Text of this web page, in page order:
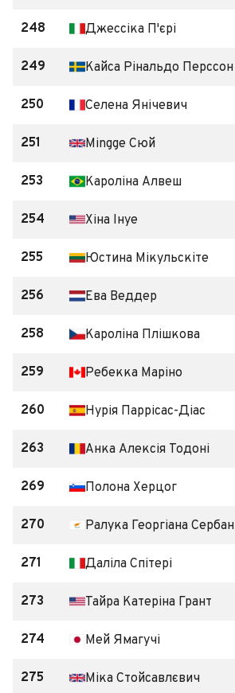
248 Джессіка П'єрі
249 Кайса Рінальдо Перссон
250 Селена Янічевич
251 Mingge Сюй
253 Кароліна Алвеш
254 Хіна Інуе
255 Юстина Мікульскіте
256 Ева Веддер
258 Кароліна Плішкова
259 Ребекка Маріно
260 Нурія Паррісас-Діас
263 Анка Алексія Тодоні
269 Полона Херцог
270 Ралука Георгіана Сербан
271 Даліла Спітері
273 Тайра Катеріна Грант
274 Мей Ямагучі
275 Міка Стойсавлєвич